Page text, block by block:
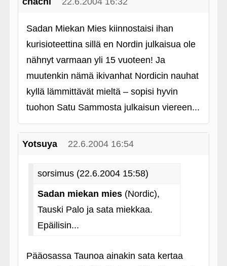
Sadan Miekan Mies kiinnostaisi ihan
kurisioteettina sillä en Nordin julkaisua ole
nähnyt varmaan yli 15 vuoteen! Ja
muutenkin nämä ikivanhat Nordicin nauhat
kyllä lämmittävät mieltä – sopisi hyvin
tuohon Satu Sammosta julkaisun viereen...
Yotsuya 22.6.2004 16:54
sorsimus (22.6.2004 15:58)
Sadan miekan mies(Nordic),
Tauski Palo ja sata miekkaa.
Epäilisin...
Pääosassa Taunoa ainakin sata kertaa